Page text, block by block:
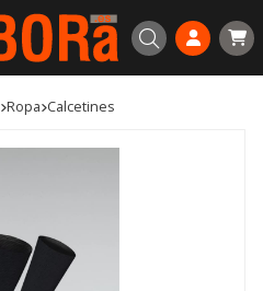
Buscar
ropa calcetines